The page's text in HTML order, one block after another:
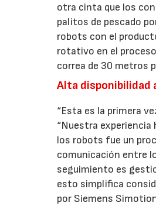
otra cinta que los
palitos de pescado
robots con el
rotativo en el
correa de 30 metros
Alta disponibilidad
“Esta es la primera
“Nuestra experiencia
los robots fue un
comunicación entre
seguimiento es
esto simplifica
por Siemens